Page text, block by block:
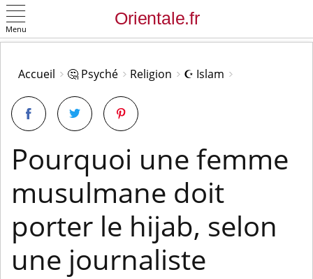
Menu
Accueil 🤔 Psyché Religion ☪️ Islam
Pourquoi une femme
musulmane doit
porter le hijab, selon
une journaliste